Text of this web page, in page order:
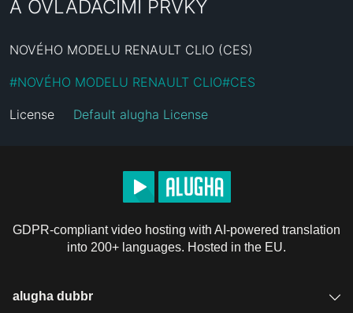
A OVLÁDACÍMI PRVKY
NOVÉHO MODELU RENAULT CLIO (CES)
#NOVÉHO MODELU RENAULT CLIO#CES
License Default alugha License
GDPR-compliant video hosting with AI-powered translation
into 200+ languages. Hosted in the EU.
alugha dubbr